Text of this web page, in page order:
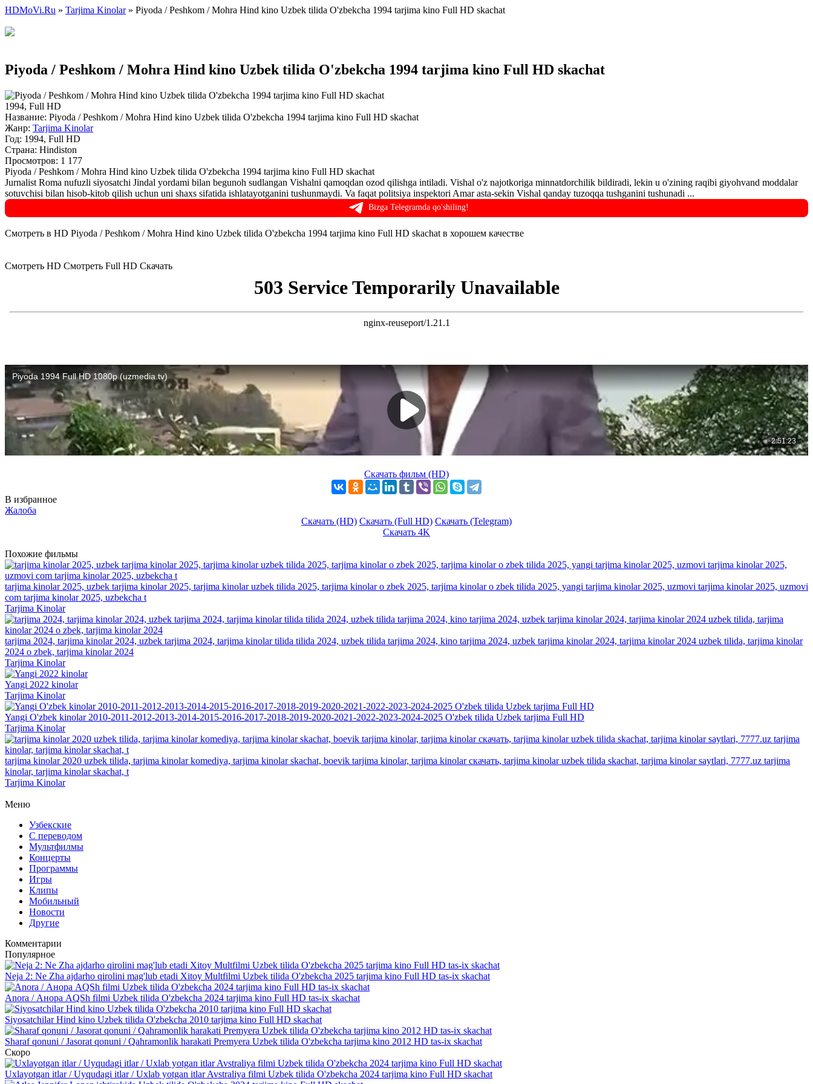
HDMoVi.Ru » Tarjima Kinolar» Piyoda / Peshkom / Mohra Hind kino Uzbek tilida O'zbekcha 1994 tarjima kino Full HD skachat
Piyoda / Peshkom / Mohra Hind kino Uzbek tilida O'zbekcha 1994 tarjima kino Full HD skachat
1994, Full HD
Название: Piyoda / Peshkom / Mohra Hind kino Uzbek tilida O'zbekcha 1994 tarjima kino Full HD skachat
Жанр: Tarjima Kinolar
Год: 1994, Full HD
Страна: Hindiston
Просмотров: 1 177
Piyoda / Peshkom / Mohra Hind kino Uzbek tilida O'zbekcha 1994 tarjima kino Full HD skachat
Jurnalist Roma nufuzli siyosatchi Jindal yordami bilan begunoh sudlangan Vishalni qamoqdan ozod qilishga intiladi. Vishal o'z najotkoriga minnatdorchilik bildiradi, lekin u o'zining raqibi giyohvand moddalar
sotuvchisi bilan hisob-kitob qilish uchun uni shaxs sifatida ishlatayotganini tushunmaydi. Va faqat politsiya inspektori Amar asta-sekin Vishal qanday tuzoqqa tushganini tushunadi ...
Bizga Telegramda qo'shiling!
Смотреть в HD Piyoda / Peshkom / Mohra Hind kino Uzbek tilida O'zbekcha 1994 tarjima kino Full HD skachat в хорошем качестве
Смотреть HD Смотреть Full HD Скачать
Скачать фильм (HD)
В избранное
Жалоба
Скачать (HD) Скачать (Full HD) Скачать (Telegram)
Скачать 4K
Похожие фильмы
tarjima kinolar 2025, uzbek tarjima kinolar 2025, tarjima kinolar uzbek tilida 2025, tarjima kinolar o zbek 2025, tarjima kinolar o zbek tilida 2025, yangi tarjima kinolar 2025, uzmovi tarjima kinolar 2025, uzmovi
com tarjima kinolar 2025, uzbekcha t
Tarjima Kinolar
tarjima 2024, tarjima kinolar 2024, uzbek tarjima 2024, tarjima kinolar tilida tilida 2024, uzbek tilida tarjima 2024, kino tarjima 2024, uzbek tarjima kinolar 2024, tarjima kinolar 2024 uzbek tilida, tarjima kinolar
2024 o zbek, tarjima kinolar 2024
Tarjima Kinolar
Yangi 2022 kinolar
Tarjima Kinolar
Yangi O'zbek kinolar 2010-2011-2012-2013-2014-2015-2016-2017-2018-2019-2020-2021-2022-2023-2024-2025 O'zbek tilida Uzbek tarjima Full HD
Tarjima Kinolar
tarjima kinolar 2020 uzbek tilida, tarjima kinolar komediya, tarjima kinolar skachat, boevik tarjima kinolar, tarjima kinolar скачать, tarjima kinolar uzbek tilida skachat, tarjima kinolar saytlari, 7777.uz tarjima
kinolar, tarjima kinolar skachat, t
Tarjima Kinolar
Меню
Узбекские
С переводом
Мультфилмы
Концерты
Программы
Игры
Клипы
Мобильный
Новости
Другие
Комментарии
Популярное
Neja 2: Ne Zha ajdarho qirolini mag'lub etadi Xitoy Multfilmi Uzbek tilida O'zbekcha 2025 tarjima kino Full HD tas-ix skachat
Anora / Анора AQSh filmi Uzbek tilida O'zbekcha 2024 tarjima kino Full HD tas-ix skachat
Siyosatchilar Hind kino Uzbek tilida O'zbekcha 2010 tarjima kino Full HD skachat
Sharaf qonuni / Jasorat qonuni / Qahramonlik harakati Premyera Uzbek tilida O'zbekcha tarjima kino 2012 HD tas-ix skachat
Скоро
Uxlayotgan itlar / Uyqudagi itlar / Uxlab yotgan itlar Avstraliya filmi Uzbek tilida O'zbekcha 2024 tarjima kino Full HD skachat